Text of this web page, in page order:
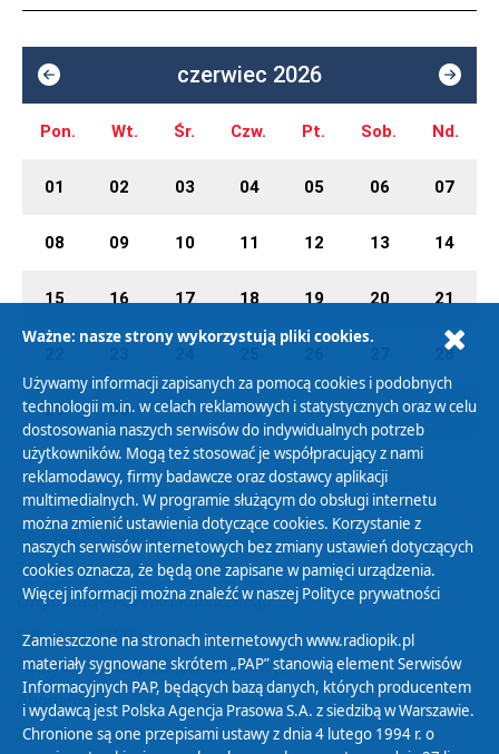
czerwiec 2026
Pon. Wt. Śr. Czw. Pt. Sob. Nd.
01 02 03 04 05 06 07
08 09 10 11 12 13 14
15 16 17 18 19 20 21
28
29 30 01 02 03 04 05
Polityka Prywatności
Zasady korzystania z Serwisu
Organizacje Pożytku Publicznego
Cyfryzacja DAB+
Polityka ochrony danych osobowych
Abonament
Zamówienia publiczne
Ważne: nasze strony wykorzystują pliki cookies.
Używamy informacji zapisanych za pomocą cookies i podobnych
technologii m.in. w celach reklamowych i statystycznych oraz w celu
dostosowania naszych serwisów do indywidualnych potrzeb
użytkowników. Mogą też stosować je współpracujący z nami
reklamodawcy, firmy badawcze oraz dostawcy aplikacji
multimedialnych. W programie służącym do obsługi internetu
można zmienić ustawienia dotyczące cookies. Korzystanie z
naszych serwisów internetowych bez zmiany ustawień dotyczących
cookies oznacza, że będą one zapisane w pamięci urządzenia.
Więcej informacji można znaleźć w naszej Polityce prywatności
Zamieszczone na stronach internetowych www.radiopik.pl
materiały sygnowane skrótem „PAP” stanowią element Serwisów
Informacyjnych PAP, będących bazą danych, których producentem
i wydawcą jest Polska Agencja Prasowa S.A. z siedzibą w Warszawie.
Chronione są one przepisami ustawy z dnia 4 lutego 1994 r. o